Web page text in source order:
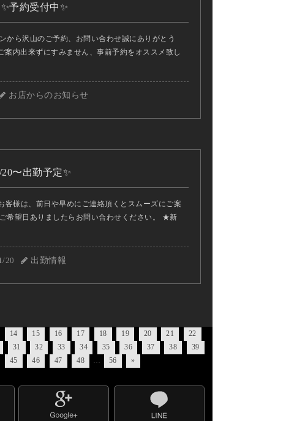
予約受付中✨
から沢山のご予約、お問い合わせ誠にありがとう
内出来ずにすみません、事前予約をオススメ致し
お店からのお知らせ
20〜出勤予定✨
様は、前日や早めにご連絡頂くとスムーズにご案
希望日ありましたらお問い合わせください。 ★新
20 出勤情報
14 15 16 17 18 19 20 21
22
31 32 33 34 35 36 37 38
39
45 46 47 48 … 56 »